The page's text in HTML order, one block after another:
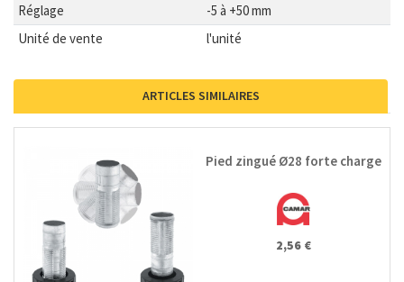
Réglage
-5 à +50 mm
Unité de vente
l'unité
ARTICLES SIMILAIRES
Pied zingué Ø28 forte charge
2,56 €